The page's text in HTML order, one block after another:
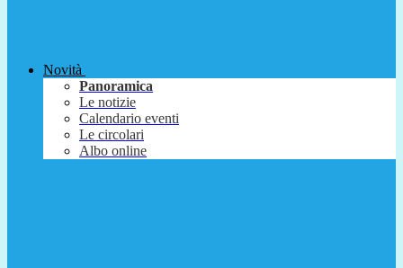
Novità
Panoramica
Le notizie
Calendario eventi
Le circolari
Albo online